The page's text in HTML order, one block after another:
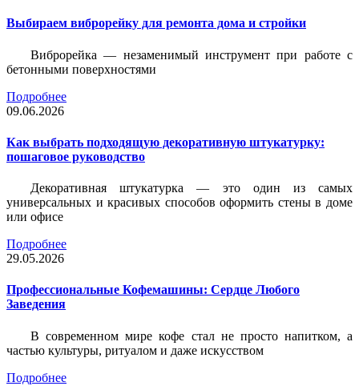
Выбираем виброрейку для ремонта дома и стройки
Виброрейка — незаменимый инструмент при работе с
бетонными поверхностями
Подробнее
09.06.2026
Как выбрать подходящую декоративную штукатурку:
пошаговое руководство
Декоративная штукатурка — это один из самых
универсальных и красивых способов оформить стены в доме
или офисе
Подробнее
29.05.2026
Профессиональные Кофемашины: Сердце Любого
Заведения
В современном мире кофе стал не просто напитком, а
частью культуры, ритуалом и даже искусством
Подробнее